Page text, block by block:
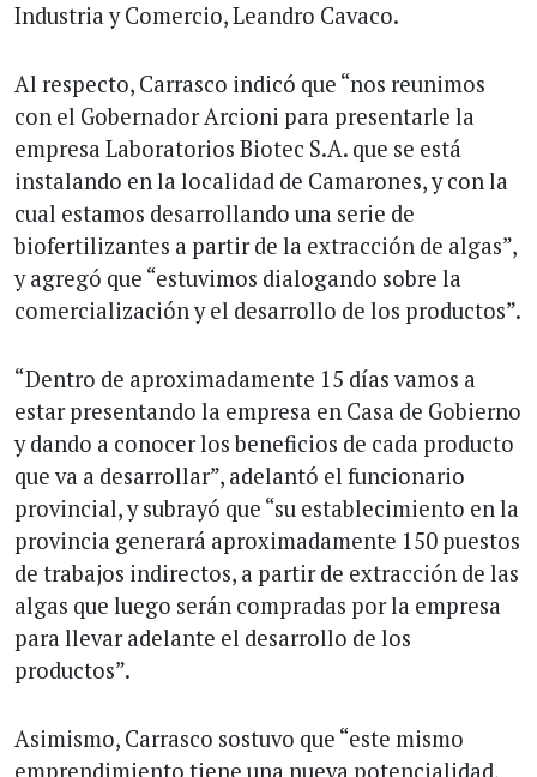
Industria y Comercio, Leandro Cavaco.
Al respecto, Carrasco indicó que “nos reunimos
con el Gobernador Arcioni para presentarle la
empresa Laboratorios Biotec S.A. que se está
instalando en la localidad de Camarones, y con la
cual estamos desarrollando una serie de
biofertilizantes a partir de la extracción de algas”,
y agregó que “estuvimos dialogando sobre la
comercialización y el desarrollo de los productos”.
“Dentro de aproximadamente 15 días vamos a
estar presentando la empresa en Casa de Gobierno
y dando a conocer los beneficios de cada producto
que va a desarrollar”, adelantó el funcionario
provincial, y subrayó que “su establecimiento en la
provincia generará aproximadamente 150 puestos
de trabajos indirectos, a partir de extracción de las
algas que luego serán compradas por la empresa
para llevar adelante el desarrollo de los
productos”.
Asimismo, Carrasco sostuvo que “este mismo